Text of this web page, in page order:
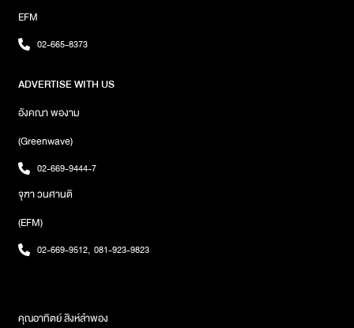
ใจมีร่มไว้กันฝน แต่ไม่มีคนมาไว้กันเหงาเวลาฝนตกมันดูเหงา แต่ถ้าเธอมี
เรา ไม่มีวันเหงาแน่นอนฝนตกแบบนี้ อยากมีคนใจดีมากางร่มให้ฝนตก
ยังตกได้เลยน้ำท่วมคืออุทกภัย แต่ถ้าหวั่นไหวเรียกเราได้เลยฟ้าหลังฝน
ถนนย่อมเปียกเสมอน้ำกัดเท้า ยังไม่ปวดร้าวเท่าเธอหักอกความรักรอ
การระบาย เหมือนสายน้ำที่กำลังจะท่วม
EFM
02-665-8373
ADVERTISE WITH US
อังคณา พองาม
(Greenwave)
02-669-9444-7
จุฑา วนศานติ
(EFM)
02-669-9512, 081-923-9823
คุณอาทิตย์ สิงห์ลำพอง